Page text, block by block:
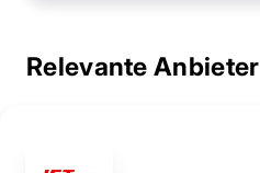
Relevante Anbieter